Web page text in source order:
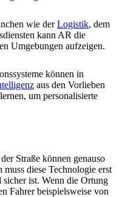
wie derLogistik, dem
kann AR die
Umgebungen aufzeigen.
können in
aus den Vorlieben
um personalisierte
Straße können genauso
diese Technologie erst
sicher ist. Wenn die Ortung
Fahrer beispielsweise von